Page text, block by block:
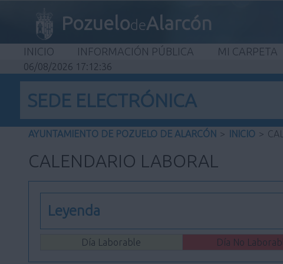
PozuelodeAlarcón
INICIO INFORMACIÓN PÚBLICA MI CARPETA
06/08/2026 17:12:36
SEDE ELECTRÓNICA
AYUNTAMIENTO DE POZUELO DE ALARCÓN > INICIO >
CALENDARIO LABORAL
Leyenda
Día Laborable Día No